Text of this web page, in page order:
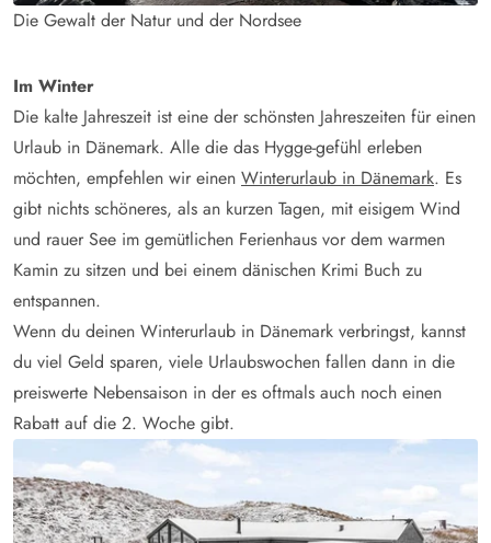
Die Gewalt der Natur und der Nordsee
Im Winter
Die kalte Jahreszeit ist eine der schönsten Jahreszeiten für einen
Urlaub in Dänemark. Alle die das Hygge-gefühl erleben
möchten, empfehlen wir einen Winterurlaub in Dänemark. Es
gibt nichts schöneres, als an kurzen Tagen, mit eisigem Wind
und rauer See im gemütlichen Ferienhaus vor dem warmen
Kamin zu sitzen und bei einem dänischen Krimi Buch zu
entspannen.
Wenn du deinen Winterurlaub in Dänemark verbringst, kannst
du viel Geld sparen, viele Urlaubswochen fallen dann in die
preiswerte Nebensaison in der es oftmals auch noch einen
Rabatt auf die 2. Woche gibt.